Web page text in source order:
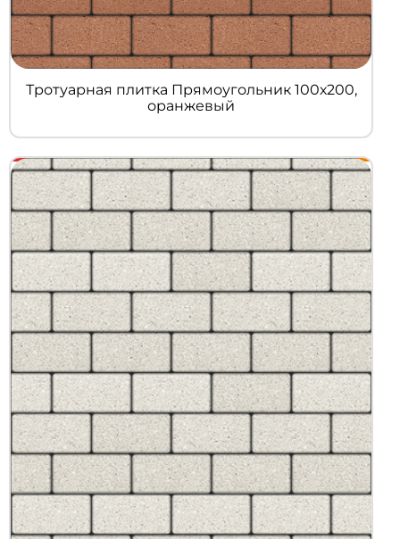
Тротуарная плитка Прямоугольник 100х200,
оранжевый